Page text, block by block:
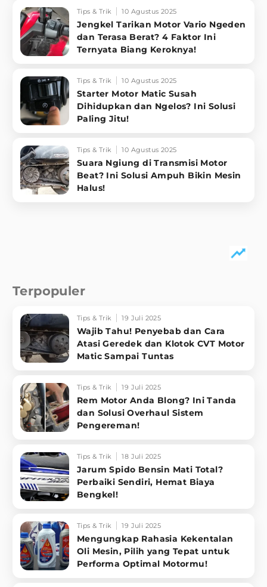
Tips & Trik 10 Agustus 2025
Jengkel Tarikan Motor Vario Ngeden
dan Terasa Berat? 4 Faktor Ini
Ternyata Biang Keroknya!
Tips & Trik 10 Agustus 2025
Starter Motor Matic Susah
Dihidupkan dan Ngelos? Ini Solusi
Paling Jitu!
Tips & Trik 10 Agustus 2025
Suara Ngiung di Transmisi Motor
Beat? Ini Solusi Ampuh Bikin Mesin
Halus!
Terpopuler
Tips & Trik 19 Juli 2025
Wajib Tahu! Penyebab dan Cara
Atasi Geredek dan Klotok CVT Motor
Matic Sampai Tuntas
Tips & Trik 19 Juli 2025
Rem Motor Anda Blong? Ini Tanda
dan Solusi Overhaul Sistem
Pengereman!
Tips & Trik 18 Juli 2025
Jarum Spido Bensin Mati Total?
Perbaiki Sendiri, Hemat Biaya
Bengkel!
Tips & Trik 19 Juli 2025
Mengungkap Rahasia Kekentalan
Oli Mesin, Pilih yang Tepat untuk
Performa Optimal Motormu!